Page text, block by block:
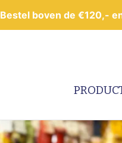
Bestel boven de €120,-